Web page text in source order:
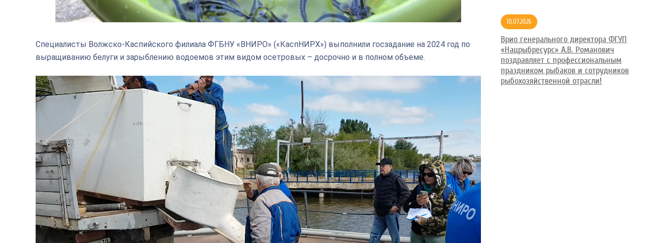
Специалисты Волжско-Каспийского филиала ФГБНУ «ВНИРО» («КаспНИРХ») выполнили госзадание на 2024 год по
выращиванию белуги и зарыблению водоемов этим видом осетровых – досрочно и в полном объеме.
10.07.2026
Врио генерального директора ФГУП
«Нацрыбресурс» А.В. Романович
поздравляет с профессиональным
праздником рыбаков и сотрудников
рыбохозяйственной отрасли!